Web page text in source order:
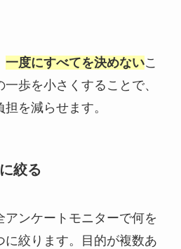
一度にすべてを決めないこ
歩を小さくすることで、
を減らせます。
絞る
アンケートモニターで何を
に絞ります。目的が複数あ